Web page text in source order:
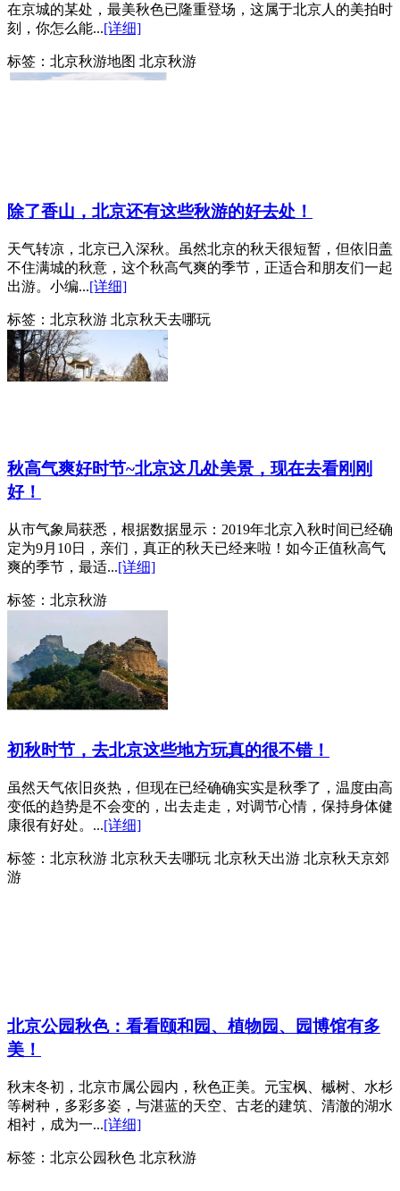
在京城的某处，最美秋色已隆重登场，这属于北京人的美拍时
刻，你怎么能...[详细]
标签： 北京秋游地图 北京秋游
除了香山，北京还有这些秋游的好去处！
天气转凉，北京已入深秋。虽然北京的秋天很短暂，但依旧盖
不住满城的秋意，这个秋高气爽的季节，正适合和朋友们一起
出游。小编...[详细]
标签： 北京秋游 北京秋天去哪玩
秋高气爽好时节~北京这几处美景，现在去看刚刚
好！
从市气象局获悉，根据数据显示：2019年北京入秋时间已经确
定为9月10日，亲们，真正的秋天已经来啦！如今正值秋高气
爽的季节，最适...[详细]
标签： 北京秋游
初秋时节，去北京这些地方玩真的很不错！
虽然天气依旧炎热，但现在已经确确实实是秋季了，温度由高
变低的趋势是不会变的，出去走走，对调节心情，保持身体健
康很有好处。...[详细]
标签： 北京秋游 北京秋天去哪玩 北京秋天出游 北京秋天京郊
游
北京公园秋色：看看颐和园、植物园、园博馆有多
美！
秋末冬初，北京市属公园内，秋色正美。元宝枫、槭树、水杉
等树种，多彩多姿，与湛蓝的天空、古老的建筑、清澈的湖水
相衬，成为一...[详细]
标签： 北京公园秋色 北京秋游